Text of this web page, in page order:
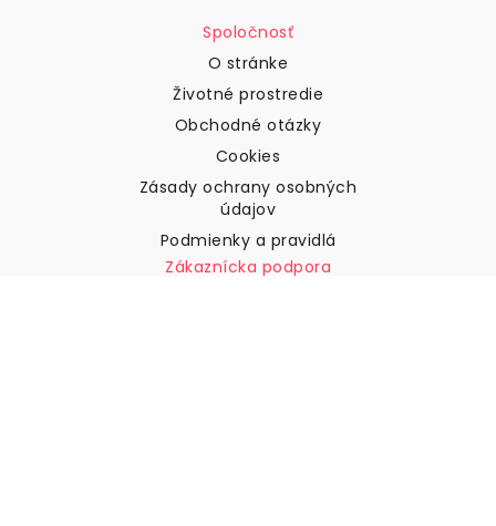
Spoločnosť
O stránke
Životné prostredie
Obchodné otázky
Cookies
Zásady ochrany osobných
údajov
Podmienky a pravidlá
Zákaznícka podpora